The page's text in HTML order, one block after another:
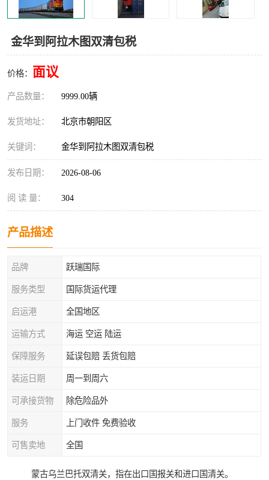
金华到阿拉木图双清包税
价格： 面议
产品数量： 9999.00辆
发货地址： 北京市朝阳区
关键词： 金华到阿拉木图双清包税
发布日期： 2026-08-06
阅 读 量： 304
产品描述
品牌 跃瑞国际
服务类型 国际货运代理
启运港 全国地区
运输方式 海运 空运 陆运
保障服务 延误包赔 丢货包赔
装运日期 周一到周六
可承接货物 除危险品外
服务 上门收件 免费验收
可售卖地 全国
蒙古乌兰巴托双清关，指在出口国报关和进口国清关。